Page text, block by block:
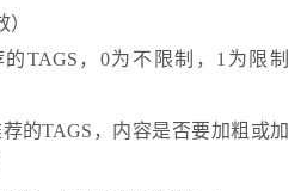
TAGS，0为不限制，1为限制
的TAGS，内容是否要加粗或加